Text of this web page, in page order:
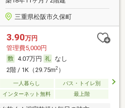
三重県松阪市久保町
3.90万円
管理費5,000円
4.07万円
なし
2階 / 1K（29.75m2）
一人暮らし
バス・トイレ別
インターネット無料 最上階